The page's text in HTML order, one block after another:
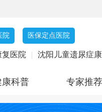
院 医保定点医院
医院 | 沈阳儿童遗尿症
康科普 专家推荐